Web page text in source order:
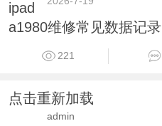
ipad
a1980维修常见数据记录
221
点击重新加载
admin